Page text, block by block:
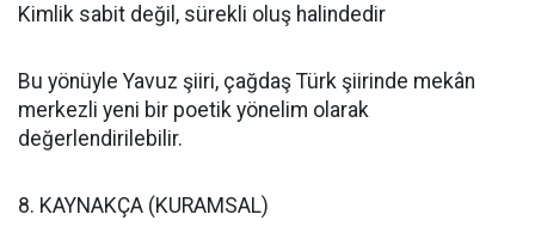
Kimlik sabit değil, sürekli oluş halindedir
Bu yönüyle Yavuz şiiri, çağdaş Türk şiirinde mekân
merkezli yeni bir poetik yönelim olarak
değerlendirilebilir.
8. KAYNAKÇA (KURAMSAL)